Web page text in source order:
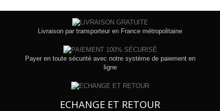
Livraison par transporteur en France métropolitaine
Payer en toute sécurité avec notre système de paiement en
ligne
ECHANGE ET RETOUR